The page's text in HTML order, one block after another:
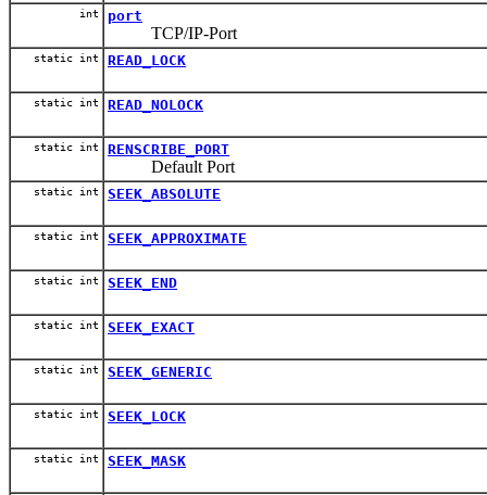
int port
TCP/IP-Port
static int READ_LOCK
static int READ_NOLOCK
static int RENSCRIBE_PORT
Default Port
static int SEEK_ABSOLUTE
static int SEEK_APPROXIMATE
static int SEEK_END
static int SEEK_EXACT
static int SEEK_GENERIC
static int SEEK_LOCK
static int SEEK_MASK